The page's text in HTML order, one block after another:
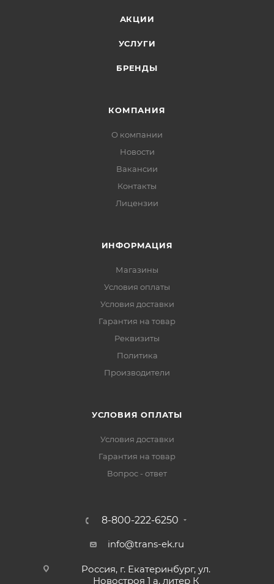
АКЦИИ
УСЛУГИ
БРЕНДЫ
КОМПАНИЯ
О компании
Новости
Вакансии
Контакты
Лицензии
ИНФОРМАЦИЯ
Магазины
Условия оплаты
Условия доставки
Гарантия на товар
Реквизиты
Политика
Производители
УСЛОВИЯ ОПЛАТЫ
Условия доставки
Гарантия на товар
Вопрос - ответ
8-800-222-6250
info@trans-ek.ru
Россия, г. Екатеринбург, ул.
Новостроя 1 а, литер К